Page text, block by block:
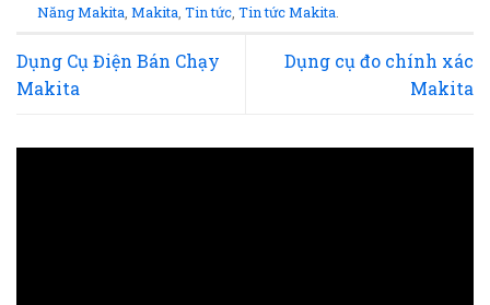
Năng Makita ,Makita ,Tin tức ,Tin tức Makita
Dụng Cụ Điện Bán Chạy
Makita
Dụng cụ đo chính xác
Makita